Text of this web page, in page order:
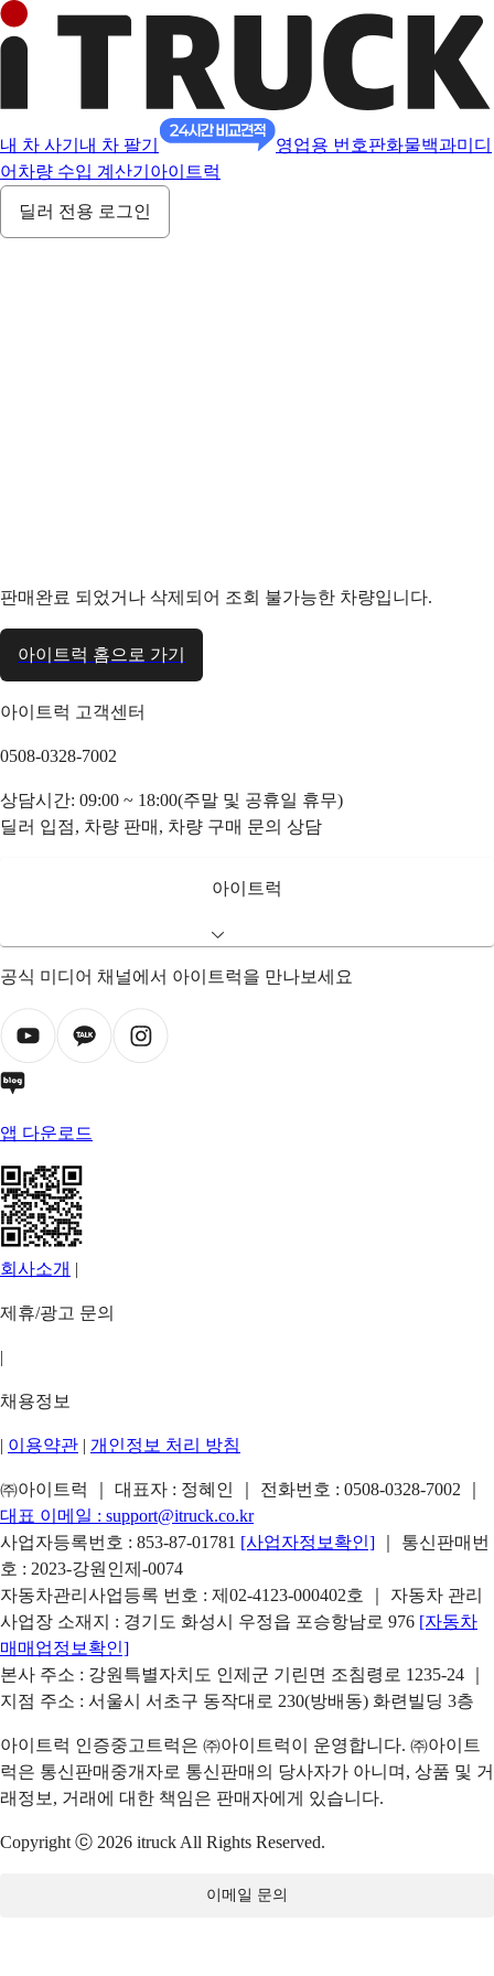
내 차 사기 내 차 팔기 영업용 번호판화물백과미디
어 차량 수입 계산기 아이트럭
딜러 전용 로그인
판매완료 되었거나 삭제되어 조회 불가능한 차량입니다.
아이트럭 홈으로 가기
아이트럭 고객센터
0508-0328-7002
상담시간: 09:00 ~ 18:00(주말 및 공휴일 휴무)
딜러 입점, 차량 판매, 차량 구매 문의 상담
아이트럭
공식 미디어 채널에서 아이트럭을 만나보세요
앱 다운로드
회사소개 |
제휴/광고 문의
|
채용정보
| 이용약관 | 개인정보 처리 방침
㈜아이트럭 ｜ 대표자 : 정혜인 ｜ 전화번호 : 0508-0328-7002
대표 이메일 : support@itruck.co.kr
사업자등록번호 : 853-87-01781 [사업자정보확인]
｜ 통신판매번
호 : 2023-강원인제-0074
자동차관리사업등록 번호 : 제02-4123-000402호 ｜ 자동차 관리
사업장 소재지 : 경기도 화성시 우정읍 포승항남로 976 [자동차
매매업정보확인]
본사 주소 : 강원특별자치도 인제군 기린면 조침령로 1235-24 ｜
지점 주소 : 서울시 서초구 동작대로 230(방배동) 화련빌딩 3층
아이트럭 인증중고트럭은 ㈜아이트럭이 운영합니다. ㈜아이트
럭은 통신판매중개자로 통신판매의 당사자가 아니며, 상품 및 거
래정보, 거래에 대한 책임은 판매자에게 있습니다.
Copyright ⓒ 2026 itruck All Rights Reserved.
이메일 문의